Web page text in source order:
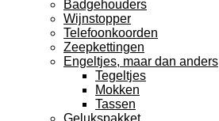
Badgehouders
Wijnstopper
Telefoonkoorden
Zeepkettingen
Engeltjes, maar dan anders
Tegeltjes
Mokken
Tassen
Gelukspakket